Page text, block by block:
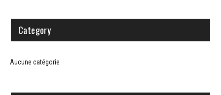
Category
Aucune catégorie